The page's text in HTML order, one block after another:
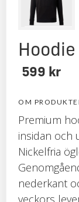
599 kr
OM
Premium
insidan och
Nickelfria
nederkant
veckors